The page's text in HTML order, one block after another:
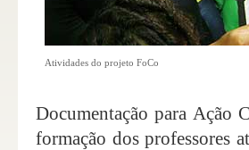
Atividades do projeto FoCo
Documentação para Ação
formação dos professores